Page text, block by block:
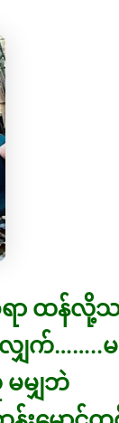
ာ ထန်လို့
ျှက်……..မ
မျှဘဲ